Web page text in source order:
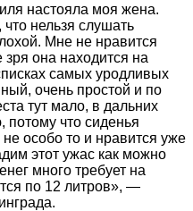
настояла моя жена.
нельзя слушать
Мне не нравится
она находится на
самых уродливых
очень простой и по
тут мало, в дальних
потому что сиденья
особо то и нравится уже
этот ужас как можно
много требует на
по 12 литров», —